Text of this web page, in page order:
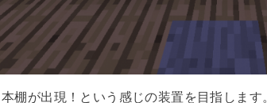
棚が出現！という感じの装置を目指します